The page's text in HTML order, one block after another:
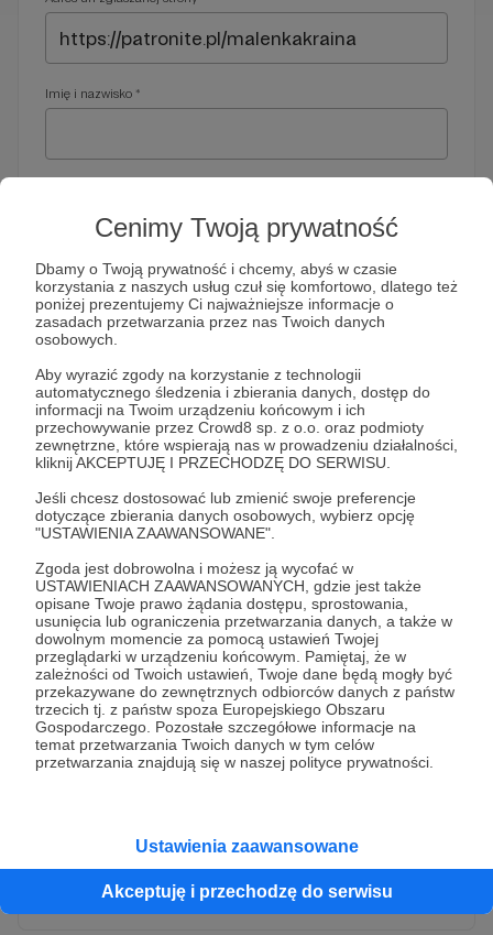
Cenimy Twoją prywatność
Dbamy o Twoją prywatność i chcemy, abyś w czasie
korzystania z naszych usług czuł się komfortowo, dlatego też
poniżej prezentujemy Ci najważniejsze informacje o
zasadach przetwarzania przez nas Twoich danych
osobowych.
Aby wyrazić zgody na korzystanie z technologii
automatycznego śledzenia i zbierania danych, dostęp do
informacji na Twoim urządzeniu końcowym i ich
przechowywanie przez Crowd8 sp. z o.o. oraz podmioty
zewnętrzne, które wspierają nas w prowadzeniu działalności,
kliknij AKCEPTUJĘ I PRZECHODZĘ DO SERWISU.
Jeśli chcesz dostosować lub zmienić swoje preferencje
dotyczące zbierania danych osobowych, wybierz opcję
"USTAWIENIA ZAAWANSOWANE".
Zgoda jest dobrowolna i możesz ją wycofać w
USTAWIENIACH ZAAWANSOWANYCH, gdzie jest także
opisane Twoje prawo żądania dostępu, sprostowania,
usunięcia lub ograniczenia przetwarzania danych, a także w
dowolnym momencie za pomocą ustawień Twojej
przeglądarki w urządzeniu końcowym. Pamiętaj, że w
zależności od Twoich ustawień, Twoje dane będą mogły być
przekazywane do zewnętrznych odbiorców danych z państw
trzecich tj. z państw spoza Europejskiego Obszaru
Gospodarczego. Pozostałe szczegółowe informacje na
temat przetwarzania Twoich danych w tym celów
przetwarzania znajdują się w naszej polityce prywatności.
Ustawienia zaawansowane
Akceptuję i przechodzę do serwisu
Imię i nazwisko *
Telefon *
dodatkowe pytania
Treść wiadomości *
* Wyrażam zgodę na przetwarzanie moich danych
osobowych przez Patronite
Administratorem Twoich danych osobowych jest Crowd8 sp. z o.o.
z siedziba w Warszawie, ul. Żwirki i Wigury 16, 02-092 Warszawa.
Twoje dane osobowe będą przetwarzane w szczególności w celu
wykonania umowy zawartej z Tobą, w tym do umożliwienia
Gwarantujemy spełnienie wszystkich Twoich praw wynikających
z ogólnego rozporządzenia o ochronie danych, tj. prawo dostępu,
sprostowania oraz usunięcia Twoich danych, ograniczenia ich
rozwiń zgodę
Wyślij zgłoszenie